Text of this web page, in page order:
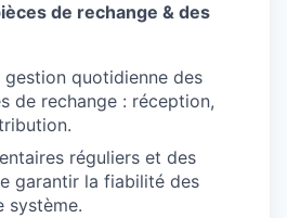
de rechange & des
gestion quotidienne des
de rechange : réception,
réguliers et des
garantir la fiabilité des
système.